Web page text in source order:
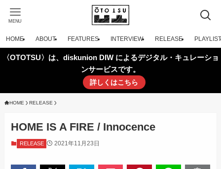
MENU
HOME ABOUT FEATURES INTERVIEW RELEASE PLAYLIST
〈OTOTSU〉は、diskunion DIW によるデジタル・キュレーショ
ンサービスです。
詳しくはこちら
HOME RELEASE
HOME IS A FIRE / Innocence
RELEASE 2021年11月23日